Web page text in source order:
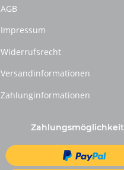
AGB
Impressum
Widerrufsrecht
Versandinformationen
Zahlunginformationen